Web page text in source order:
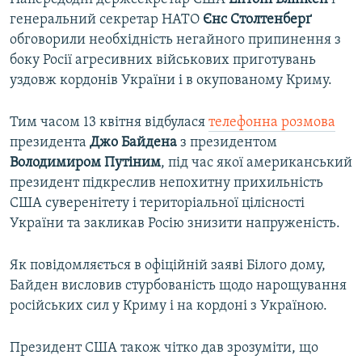
генеральний секретар НАТО Єнс Столтенберґ
обговорили необхідність негайного припинення з
боку Росії агресивних військових приготувань
уздовж кордонів України і в окупованому Криму.
Тим часом 13 квітня відбулася телефонна розмова
президента Джо Байдена з президентом
Володимиром Путіним, під час якої американський
президент підкреслив непохитну прихильність
США суверенітету і територіальної цілісності
України та закликав Росію знизити напруженість.
Як повідомляється в офіційній заяві Білого дому,
Байден висловив стурбованість щодо нарощування
російських сил у Криму і на кордоні з Україною.
Президент США також чітко дав зрозуміти, що